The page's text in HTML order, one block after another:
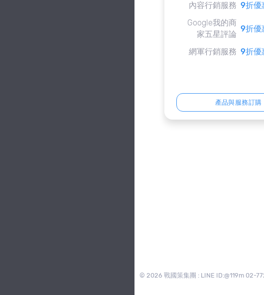
內容行銷服務 9折優
Google我的商
家五星評論
9折優
網軍行銷服務 9折優
產品與服務訂購
© 2026 戰國策集團 : LINE ID:@119m 02-